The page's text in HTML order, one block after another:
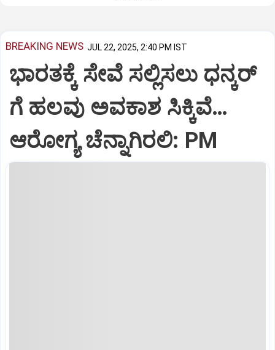
BREAKING NEWS JUL 22, 2025, 2:40 PM IST
ಭಾರತಕ್ಕೆ ಸೇವೆ ಸಲ್ಲಿಸಲು ಧನ್ಕರ್‌
ಗೆ ಹಲವು ಅವಕಾಶ ಸಿಕ್ಕಿವೆ…
ಆರೋಗ್ಯ ಚೆನ್ನಾಗಿರಲಿ: PM